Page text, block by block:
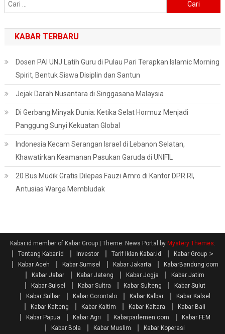
untuk:
KABAR TERBARU
Dosen PAI UNJ Latih Guru di Pulau Pari Terapkan Islamic Morning
Spirit, Bentuk Siswa Disiplin dan Santun
Jejak Darah Nusantara di Singgasana Malaysia
Di Gerbang Minyak Dunia: Ketika Selat Hormuz Menjadi
Panggung Sunyi Kekuatan Global
Indonesia Kecam Serangan Israel di Lebanon Selatan,
Khawatirkan Keamanan Pasukan Garuda di UNIFIL
20 Bus Mudik Gratis Dilepas Fauzi Amro di Kantor DPR RI,
Antusias Warga Membludak
Kabar.id member of Kabar Group Theme: News Portal by Mystery Themes.
Tentang Kabar.id
Investor Tarif Iklan Kabar.id
Kabar Group :>
Kabar Aceh
Kabar Sumsel Kabar Jakarta
KabarBandung.com
Kabar Jabar
Kabar Jateng Kabar Jogja
Kabar Jatim
Kabar Sulsel
Kabar Sultra Kabar Sulteng
Kabar Sulut
Kabar Sulbar
Kabar Gorontalo Kabar Kalbar
Kabar Kalsel
Kabar Kalteng
Kabar Kaltim Kabar Kaltara
Kabar Bali
Kabar Papua
Kabar Agri Kabarparlemen.com
Kabar FEM
Kabar Bola
Kabar Muslim Kabar Koperasi